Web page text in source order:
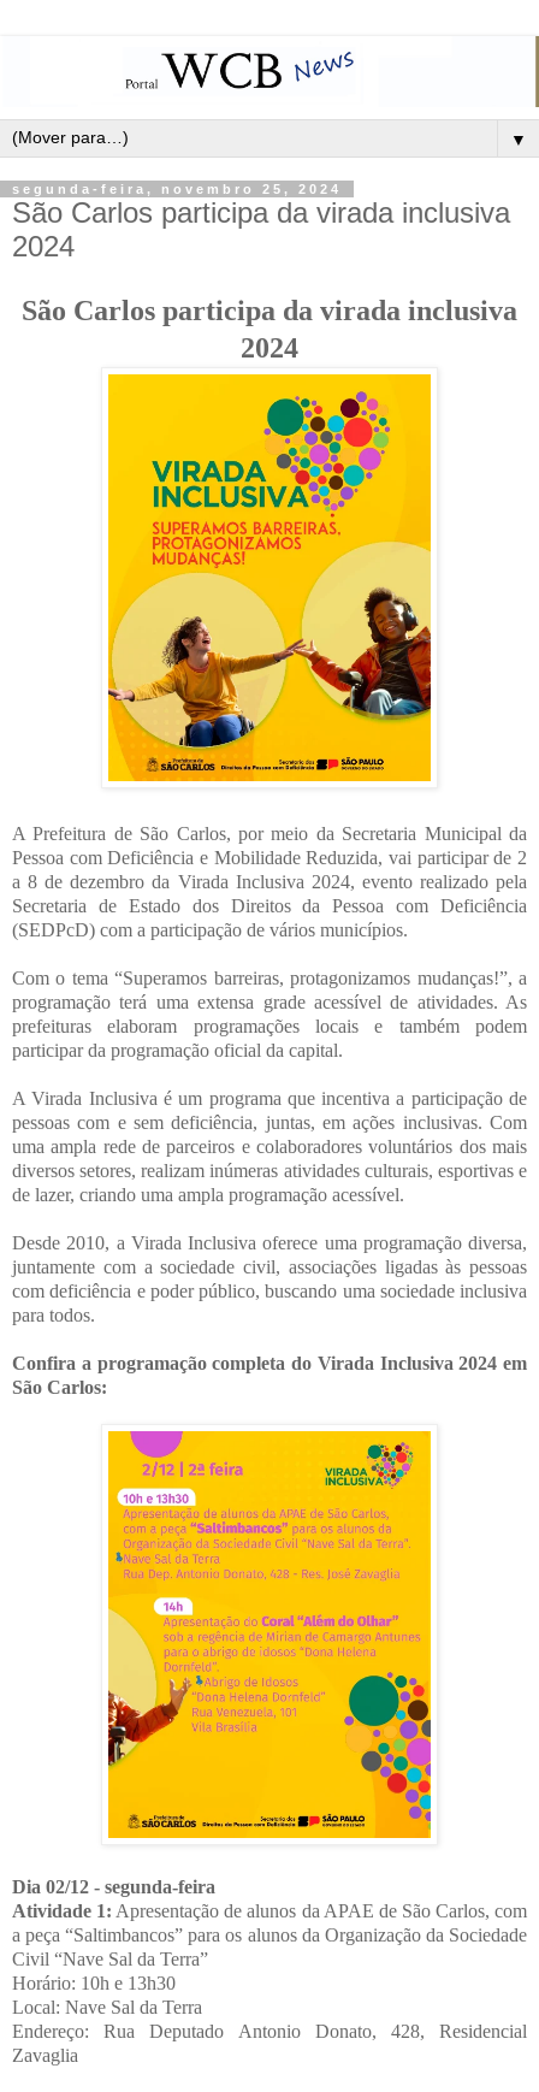
▼
segunda-feira, novembro 25, 2024
São Carlos participa da virada inclusiva
2024
São Carlos participa da virada inclusiva
2024
A Prefeitura de São Carlos, por meio da Secretaria Municipal da
Pessoa com Deficiência e Mobilidade Reduzida, vai participar de 2
a 8 de dezembro da Virada Inclusiva 2024, evento realizado pela
Secretaria de Estado dos Direitos da Pessoa com Deficiência
(SEDPcD) com a participação de vários municípios.
Com o tema “Superamos barreiras, protagonizamos mudanças!”, a
programação terá uma extensa grade acessível de atividades. As
prefeituras elaboram programações locais e também podem
participar da programação oficial da capital.
A Virada Inclusiva é um programa que incentiva a participação de
pessoas com e sem deficiência, juntas, em ações inclusivas. Com
uma ampla rede de parceiros e colaboradores voluntários dos mais
diversos setores, realizam inúmeras atividades culturais, esportivas e
de lazer, criando uma ampla programação acessível.
Desde 2010, a Virada Inclusiva oferece uma programação diversa,
juntamente com a sociedade civil, associações ligadas às pessoas
com deficiência e poder público, buscando uma sociedade inclusiva
para todos.
Confira a programação completa do Virada Inclusiva 2024 em
São Carlos:
Dia 02/12 - segunda-feira
Atividade 1: Apresentação de alunos da APAE de São Carlos, com
a peça “Saltimbancos” para os alunos da Organização da Sociedade
Civil “Nave Sal da Terra”
Horário: 10h e 13h30
Local: Nave Sal da Terra
Endereço: Rua Deputado Antonio Donato, 428, Residencial
Zavaglia